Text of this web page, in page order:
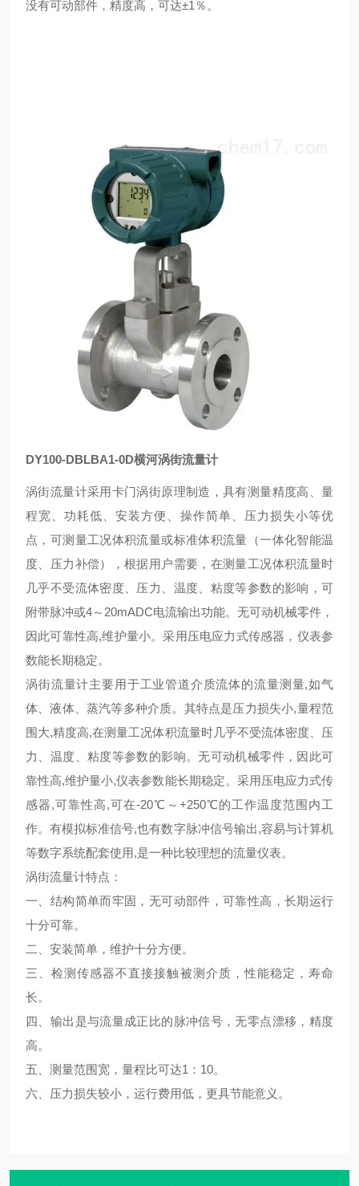
没有可动部件，精度高，可达±1％。
DY100-DBLBA1-0D横河涡街流量计
涡街流量计采用卡门涡街原理制造，具有测量精度高、量
程宽、功耗低、安装方便、操作简单、压力损失小等优
点，可测量工况体积流量或标准体积流量（一体化智能温
度、压力补偿），根据用户需要，在测量工况体积流量时
几乎不受流体密度、压力、温度、粘度等参数的影响，可
附带脉冲或4～20mADC电流输出功能。无可动机械零件，
因此可靠性高,维护量小。采用压电应力式传感器，仪表参
数能长期稳定。
涡街流量计主要用于工业管道介质流体的流量测量,如气
体、液体、蒸汽等多种介质。其特点是压力损失小,量程范
围大,精度高,在测量工况体积流量时几乎不受流体密度、压
力、温度、粘度等参数的影响。无可动机械零件，因此可
靠性高,维护量小,仪表参数能长期稳定。采用压电应力式传
感器,可靠性高,可在-20℃～+250℃的工作温度范围内工
作。有模拟标准信号,也有数字脉冲信号输出,容易与计算机
等数字系统配套使用,是一种比较理想的流量仪表。
涡街流量计特点：
一、结构简单而牢固，无可动部件，可靠性高，长期运行
十分可靠。
二、安装简单，维护十分方便。
三、检测传感器不直接接触被测介质，性能稳定，寿命
长。
四、输出是与流量成正比的脉冲信号，无零点漂移，精度
高。
五、测量范围宽，量程比可达1：10。
六、压力损失较小，运行费用低，更具节能意义。